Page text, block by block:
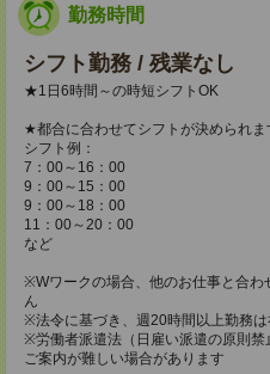
勤務時間
シフト勤務 / 残業なし
★1日6時間～の時短シフトOK
★都合に合わせてシフトが決められま
シフト例：
7：00～16：00
9：00～15：00
9：00～18：00
11：00～20：00
など
※Wワークの場合、他のお仕事と合
ん
※法令に基づき、週20時間以上勤務
※労働者派遣法（日雇い派遣の原則
ご案内が難しい場合があります